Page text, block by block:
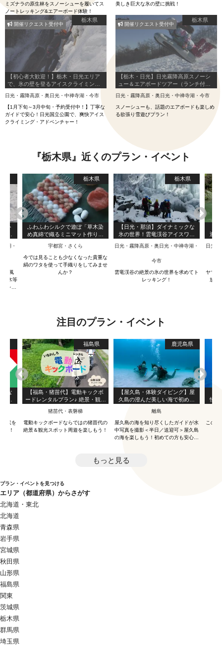
ミズナラの原生林をスノーシューを履いてス
ノートレッキング&エアーボード体験！
美しき巨大な氷の壁に挑戦！
栃木県
【初心者大歓迎！】栃木・日光エリア
で、氷の壁を登るアイスクライミング
日光・霧降高原・奥日光・中禅寺湖・今市
【1月下旬～3月中旬・予約受付中！】丁寧な
ガイドで安心！日光国立公園で、爽快アイス
クライミング・アドベンチャー！
開催リクエスト受付中
栃木県
【栃木・日光】日光霧降高原スノーシ
ュー＆エアボードツアー（ランチ付き
日光・霧降高原・奥日光・中禅寺湖・今市
スノーシューも、話題のエアボードも楽しめ
る欲張り雪遊びプラン！
開催リクエスト受付中
『栃木県』近くのプラン・イベント
ト
湖・
見風
の木等
レッ
栃木県
ふわふわシルクで遊ぼ「草木染
め真綿で織るミニマット作り」
宇都宮・さくら
今では見ることも少なくなった貴重な
絹のワタを使って手織りをしてみませ
んか？
栃木県
【日光・那須】ダイナミックな
氷の世界！雲竜渓谷アイスワー
日光・霧降高原・奥日光・中禅寺湖・
今市
雲竜渓谷の絶景の氷の世界を求めてト
レッキング！
迎！
日光・
ヤマメ
放流
注目のプラン・イベント
ルな
現状を
う！
福島県
【福島・猪苗代】電動キックボ
ードレンタルプラン♪ 絶景・観光
猪苗代・表磐梯
電動キックボードならではの猪苗代の
絶景＆観光スポット周遊を楽しもう！
鹿児島県
【屋久島・体験ダイビング】屋
久島の澄んだ美しい海で初めて
な1ダイブ・コース！（3時間）
離島
屋久島の海を知り尽くしたガイドが水
中写真を撮影＜半日／送迎可＞屋久島
の海を楽しもう！初めての方も安心・
憧れ
この
もっと見る
プラン・イベントを見つける
エリア（都道府県）からさがす
北海道・東北
北海道
青森県
岩手県
宮城県
秋田県
山形県
福島県
関東
茨城県
栃木県
群馬県
埼玉県